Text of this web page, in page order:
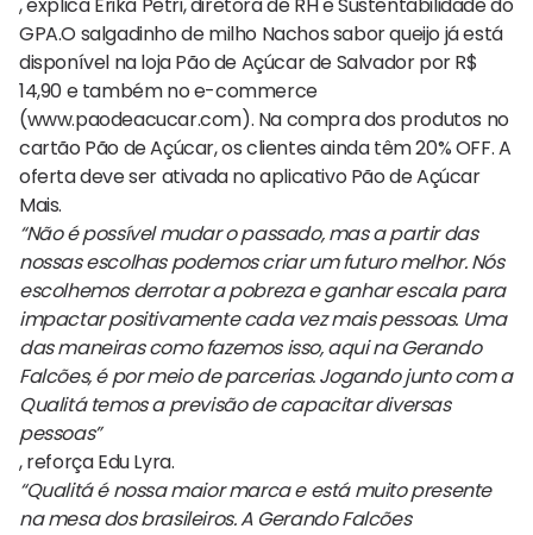
, explica Erika Petri, diretora de RH e Sustentabilidade do
GPA.O salgadinho de milho Nachos sabor queijo já está
disponível na loja Pão de Açúcar de Salvador por R$
14,90 e também no e-commerce
(www.paodeacucar.com). Na compra dos produtos no
cartão Pão de Açúcar, os clientes ainda têm 20% OFF. A
oferta deve ser ativada no aplicativo Pão de Açúcar
Mais.
“Não é possível mudar o passado, mas a partir das
nossas escolhas podemos criar um futuro melhor. Nós
escolhemos derrotar a pobreza e ganhar escala para
impactar positivamente cada vez mais pessoas. Uma
das maneiras como fazemos isso, aqui na Gerando
Falcões, é por meio de parcerias. Jogando junto com a
Qualitá temos a previsão de capacitar diversas
pessoas”
, reforça Edu Lyra.
“Qualitá é nossa maior marca e está muito presente
na mesa dos brasileiros. A Gerando Falcões